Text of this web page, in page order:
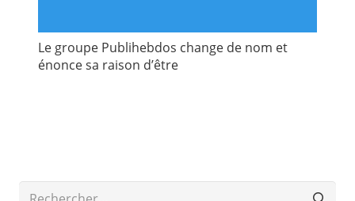
Le groupe Publihebdos change de nom et
énonce sa raison d’être
Rechercher :